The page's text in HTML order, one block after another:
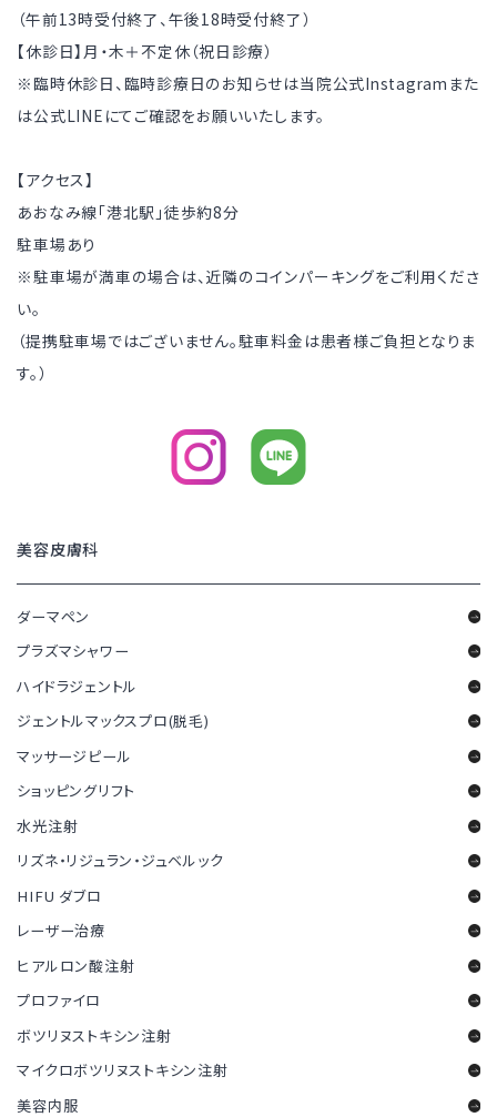
（午前13時受付終了、午後18時受付終了）
【休診日】月・木＋不定休（祝日診療）
※臨時休診日、臨時診療日のお知らせは当院公式Instagramまた
は公式LINEにてご確認をお願いいたします。
【アクセス】
あおなみ線「港北駅」徒歩約8分
駐車場あり
※駐車場が満車の場合は、近隣のコインパーキングをご利用くださ
い。
（提携駐車場ではございません。駐車料金は患者様ご負担となりま
す。）
美容皮膚科
ダーマペン
プラズマシャワー
ハイドラジェントル
ジェントルマックスプロ(脱毛)
マッサージピール
ショッピングリフト
水光注射
リズネ・リジュラン・ジュベルック
HIFU ダブロ
レーザー治療
ヒアルロン酸注射
プロファイロ
ボツリヌストキシン注射
マイクロボツリヌストキシン注射
美容内服